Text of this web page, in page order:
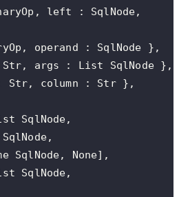
operand : SqlNode },
: Str, args : List SqlNode },
: Str, column : Str },
List SqlNode,
SqlNode,
[Some SqlNode, None],
List SqlNode,